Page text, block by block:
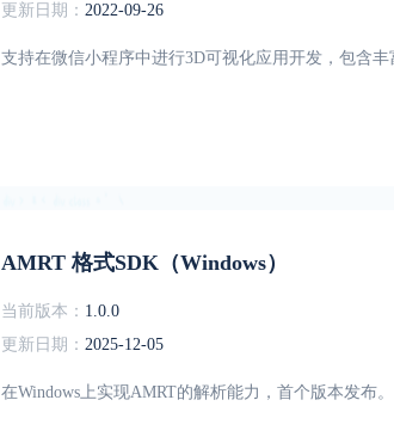
更新日期： 2022-09-26
支持在微信小程序中进行3D可视化应用开发，包含丰
AMRT 格式SDK（Windows）
当前版本： 1.0.0
更新日期： 2025-12-05
在Windows上实现AMRT的解析能力，首个版本发布。